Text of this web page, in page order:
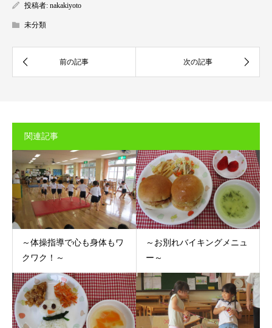
投稿者: nakakiyoto
未分類
関連記事
～体操指導で心も身体もワ
クワク！～
～お別れバイキングメニュ
ー～